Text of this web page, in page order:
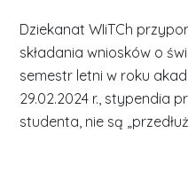
Dziekanat WIiTCh
składania wniosków o
semestr letni w roku
29.02.2024 r., stypendia
studenta, nie są